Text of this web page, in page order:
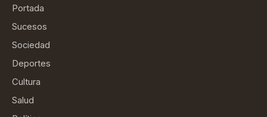
Portada
Sucesos
Sociedad
Deportes
Cultura
Salud